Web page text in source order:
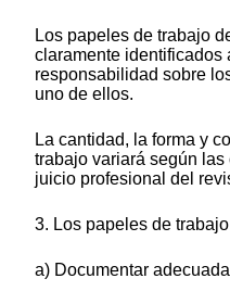
Los papeles de trabajo
claramente identificados
responsabilidad sobre
uno de ellos.
La cantidad, la forma y
trabajo variará según las
juicio profesional del
3. Los papeles de
a) Documentar